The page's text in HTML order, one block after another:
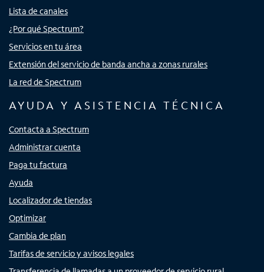
Lista de canales
¿Por qué Spectrum?
Servicios en tu área
Extensión del servicio de banda ancha a zonas rurales
La red de Spectrum
AYUDA Y ASISTENCIA TÉCNICA
Contacta a Spectrum
Administrar cuenta
Paga tu factura
Ayuda
Localizador de tiendas
Optimizar
Cambia de plan
Tarifas de servicio y avisos legales